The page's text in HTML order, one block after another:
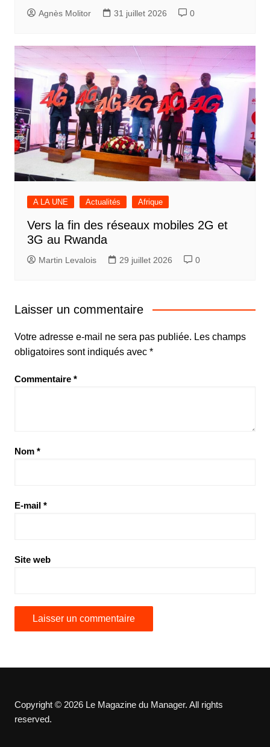
Agnès Molitor 31 juillet 2026 0
A LA UNE Actualités Afrique
Vers la fin des réseaux mobiles 2G et
3G au Rwanda
Martin Levalois 29 juillet 2026 0
Laisser un commentaire
Votre adresse e-mail ne sera pas publiée. Les champs
obligatoires sont indiqués avec *
Commentaire *
Nom *
E-mail *
Site web
Copyright © 2026 Le Magazine du Manager. All rights
reserved.